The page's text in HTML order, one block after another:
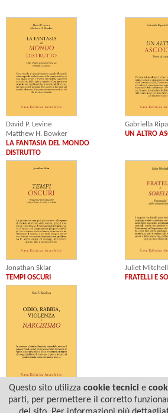
David P. Levine
Matthew H. Bowker
LA FANTASIA DEL MONDO
DISTRUTTO
Gabriella
UN ALTRO
Jonathan Sklar
TEMPI OSCURI
Juliet Mitchell
FRATELLI E
Otto F. Kernberg
ODIO, RABBIA, VIOLENZA E
NARCISISMO
Questo sito utilizza cookie tecnicie
parti, per permettere il corretto